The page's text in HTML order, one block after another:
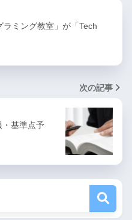
ラミング教室」が「Tech
次の記事
・基準点予